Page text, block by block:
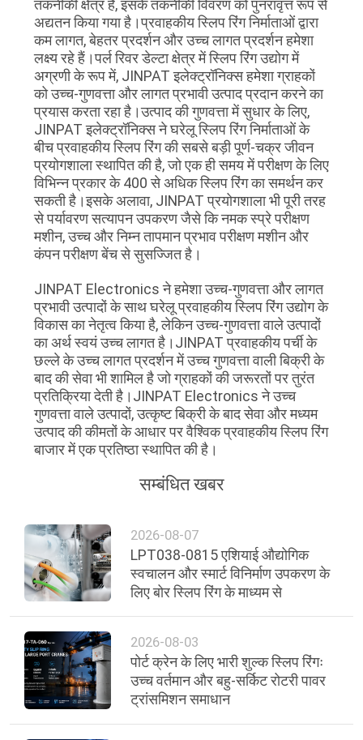
विनती
करे
साइटमैप
PRIVACY
POLICY
तकनीकी क्षेत्र है, इसके तकनीकी विवरण को पुनरावृत्त रूप से
अद्यतन किया गया है।प्रवाहकीय स्लिप रिंग निर्माताओं द्वारा
कम लागत, बेहतर प्रदर्शन और उच्च लागत प्रदर्शन हमेशा
लक्ष्य रहे हैं।पर्ल रिवर डेल्टा क्षेत्र में स्लिप रिंग उद्योग में
अग्रणी के रूप में, JINPAT इलेक्ट्रॉनिक्स हमेशा ग्राहकों
को उच्च-गुणवत्ता और लागत प्रभावी उत्पाद प्रदान करने का
प्रयास करता रहा है।उत्पाद की गुणवत्ता में सुधार के लिए,
JINPAT इलेक्ट्रॉनिक्स ने घरेलू स्लिप रिंग निर्माताओं के
बीच प्रवाहकीय स्लिप रिंग की सबसे बड़ी पूर्ण-चक्र जीवन
प्रयोगशाला स्थापित की है, जो एक ही समय में परीक्षण के लिए
विभिन्न प्रकार के 400 से अधिक स्लिप रिंग का समर्थन कर
सकती है।इसके अलावा, JINPAT प्रयोगशाला भी पूरी तरह
से पर्यावरण सत्यापन उपकरण जैसे कि नमक स्प्रे परीक्षण
मशीन, उच्च और निम्न तापमान प्रभाव परीक्षण मशीन और
कंपन परीक्षण बेंच से सुसज्जित है।
JINPAT Electronics ने हमेशा उच्च-गुणवत्ता और लागत
प्रभावी उत्पादों के साथ घरेलू प्रवाहकीय स्लिप रिंग उद्योग के
विकास का नेतृत्व किया है, लेकिन उच्च-गुणवत्ता वाले उत्पादों
का अर्थ स्वयं उच्च लागत है।JINPAT प्रवाहकीय पर्ची के
छल्ले के उच्च लागत प्रदर्शन में उच्च गुणवत्ता वाली बिक्री के
बाद की सेवा भी शामिल है जो ग्राहकों की जरूरतों पर तुरंत
प्रतिक्रिया देती है।JINPAT Electronics ने उच्च
गुणवत्ता वाले उत्पादों, उत्कृष्ट बिक्री के बाद सेवा और मध्यम
उत्पाद की कीमतों के आधार पर वैश्विक प्रवाहकीय स्लिप रिंग
बाजार में एक प्रतिष्ठा स्थापित की है।
सम्बंधित खबर
2026-08-07
LPT038-0815 एशियाई औद्योगिक
स्वचालन और स्मार्ट विनिर्माण उपकरण के
लिए बोर स्लिप रिंग के माध्यम से
2026-08-03
पोर्ट क्रेन के लिए भारी शुल्क स्लिप रिंगः
उच्च वर्तमान और बहु-सर्किट रोटरी पावर
ट्रांसमिशन समाधान